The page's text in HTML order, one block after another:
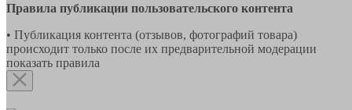
Правила публикации пользовательского контента
• Публикация контента (отзывов, фотографий товара)
происходит только после их предварительной модерации
показать правила